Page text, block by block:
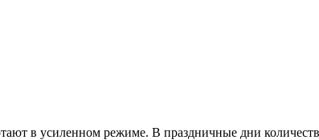
в усиленном режиме. В праздничные дни